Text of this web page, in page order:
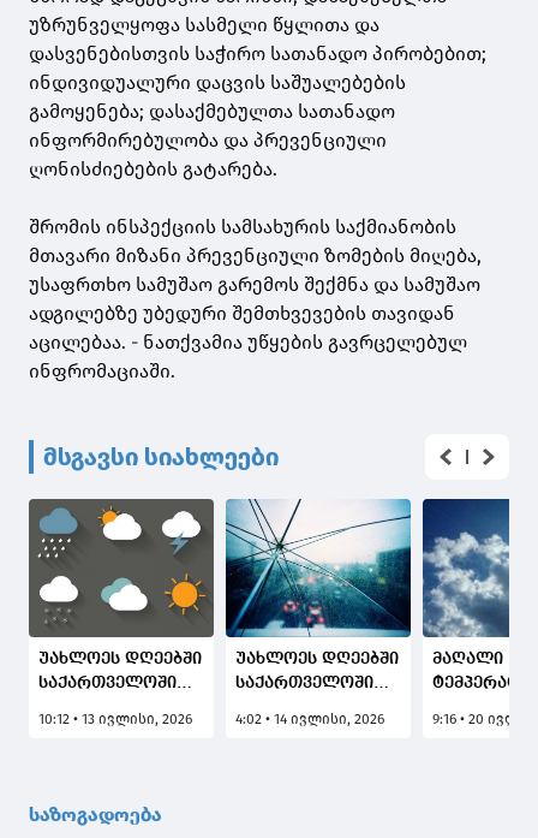
უზრუნველყოფა სასმელი წყლითა და
დასვენებისთვის საჭირო სათანადო პირობებით;
ინდივიდუალური დაცვის საშუალებების
გამოყენება; დასაქმებულთა სათანადო
ინფორმირებულობა და პრევენციული
ღონისძიებების გატარება.
შრომის ინსპექციის სამსახურის საქმიანობის
მთავარი მიზანი პრევენციული ზომების მიღება,
უსაფრთხო სამუშაო გარემოს შექმნა და სამუშაო
ადგილებზე უბედური შემთხვევების თავიდან
აცილებაა. - ნათქვამია უწყების გავრცელებულ
ინფრომაციაში.
მსგავსი სიახლეები
უახლოეს დღეებში
საქართველოში
ტემპერატურის
დროგამოშვებით
ნალექი, ზოგან
10:12 • 13 ივლისი, 2026
უახლოეს დღეებში
საქართველოში
ტემპერატურის
4:02 • 14 ივლისი, 2026
მაღალი
ივლისს
9:16 • 20
საზოგადოება